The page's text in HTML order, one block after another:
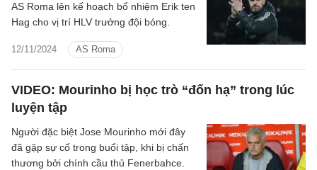
12/11/2024 AS Roma
AS Roma lên kế hoạch bổ nhiệm Erik ten
Hag cho vị trí HLV trưởng đội bóng.
VIDEO: Mourinho bị học trò “đốn hạ” trong lúc
luyện tập
Người đặc biệt Jose Mourinho mới đây
đã gặp sự cố trong buổi tập, khi bị chấn
thương bởi chính cầu thủ Fenerbahce.